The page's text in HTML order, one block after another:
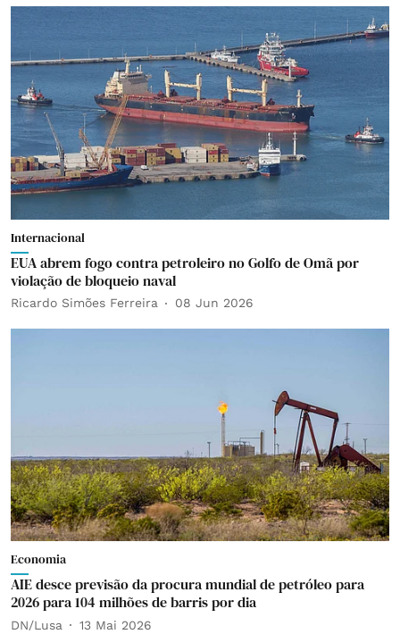
Internacional
EUA abrem fogo contra petroleiro no Golfo de Omã por
violação de bloqueio naval
Ricardo Simões Ferreira 08 Jun 2026
Economia
AIE desce previsão da procura mundial de petróleo para
2026 para 104 milhões de barris por dia
DN/Lusa 13 Mai 2026